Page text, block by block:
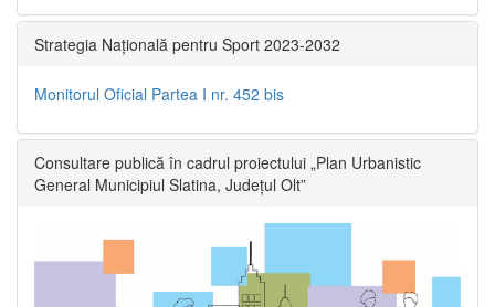
Strategia Națională pentru Sport 2023-2032
Monitorul Oficial Partea I nr. 452 bis
Consultare publică în cadrul proiectului „Plan Urbanistic
General Municipiul Slatina, Județul Olt”